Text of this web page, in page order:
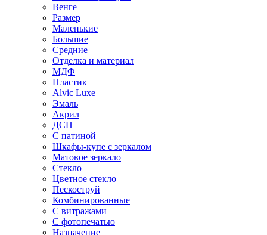
Венге
Размер
Маленькие
Большие
Средние
Отделка и материал
МДФ
Пластик
Alvic Luxe
Эмаль
Акрил
ДСП
С патиной
Шкафы-купе с зеркалом
Матовое зеркало
Стекло
Цветное стекло
Пескоструй
Комбинированные
С витражами
С фотопечатью
Назначение